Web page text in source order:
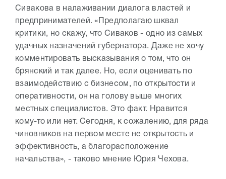
Сивакова в налаживании диалога властей и
предпринимателей. «Предполагаю шквал
критики, но скажу, что Сиваков - одно из самых
удачных назначений губернатора. Даже не хочу
комментировать высказывания о том, что он
брянский и так далее. Но, если оценивать по
взаимодействию с бизнесом, по открытости и
оперативности, он на голову выше многих
местных специалистов. Это факт. Нравится
кому-то или нет. Сегодня, к сожалению, для ряда
чиновников на первом месте не открытость и
эффективность, а благорасположение
начальства», - таково мнение Юрия Чехова.